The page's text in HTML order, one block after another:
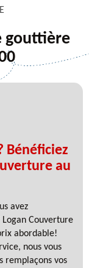
gouttière
Bénéficiez
au
avez
Couverture
abordable!
nous vous
remplaçons vos